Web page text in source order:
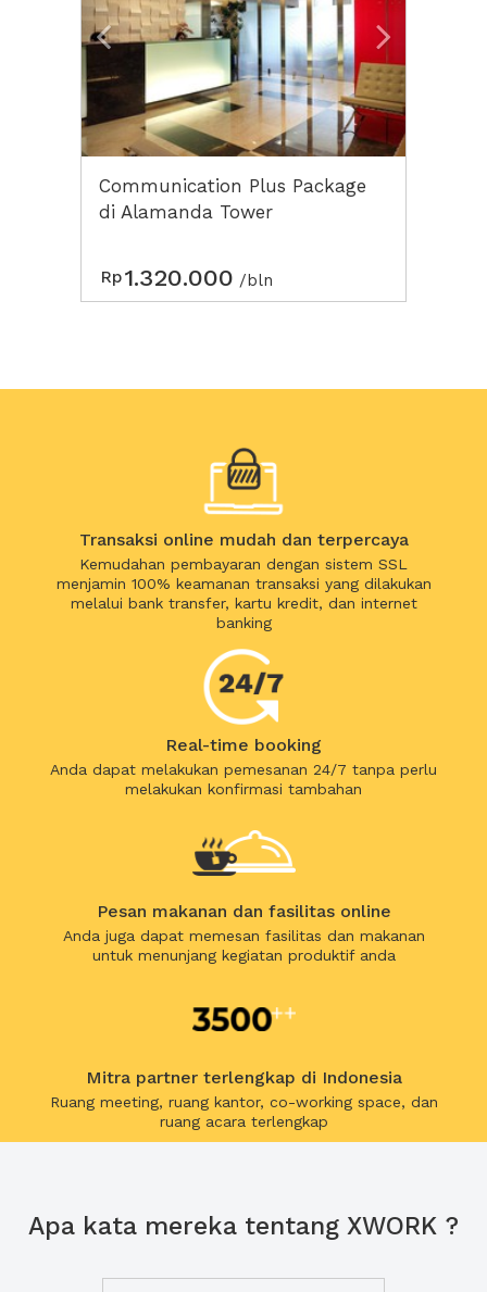
Communication Plus Package
di Alamanda Tower
Rp1.320.000 /bln
Transaksi online mudah dan terpercaya
Kemudahan pembayaran dengan sistem SSL
menjamin 100% keamanan transaksi yang dilakukan
melalui bank transfer, kartu kredit, dan internet
banking
Real-time booking
Anda dapat melakukan pemesanan 24/7 tanpa perlu
melakukan konfirmasi tambahan
Pesan makanan dan fasilitas online
Anda juga dapat memesan fasilitas dan makanan
untuk menunjang kegiatan produktif anda
Mitra partner terlengkap di Indonesia
Ruang meeting, ruang kantor, co-working space, dan
ruang acara terlengkap
Apa kata mereka tentang XWORK ?